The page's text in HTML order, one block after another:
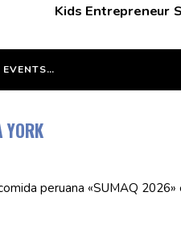
Kids Entrepreneur
YORK
peruana «SUMAQ